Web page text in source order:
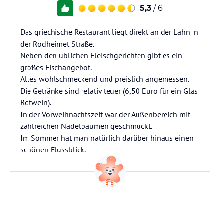
5,3 / 6
Das griechische Restaurant liegt direkt an der Lahn in
der Rodheimet Straße.
Neben den üblichen Fleischgerichten gibt es ein
großes Fischangebot.
Alles wohlschmeckend und preislich angemessen.
Die Getränke sind relativ teuer (6,50 Euro für ein Glas
Rotwein).
In der Vorweihnachtszeit war der Außenbereich mit
zahlreichen Nadelbäumen geschmückt.
Im Sommer hat man natürlich darüber hinaus einen
schönen Flussblick.